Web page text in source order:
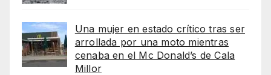
Una mujer en estado crítico tras ser
arrollada por una moto mientras
cenaba en el Mc Donald’s de Cala
Millor